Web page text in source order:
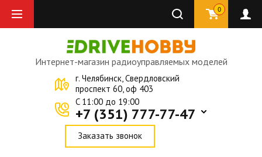
0
Интернет-магазин радиоуправляемых моделей
г. Челябинск, Свердловский
проспект 60, оф 403
C 11:00 до 19:00
+7 (351) 777-77-47
Заказать звонок